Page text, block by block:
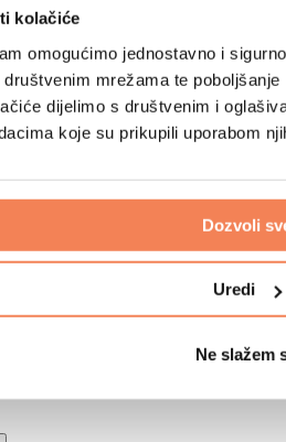
kolačiće
omogućimo jednostavno i
mrežama te
dijelimo s društvenim i
koje su prikupili uporabom
Dozvoli
Uredi
Ne slažem